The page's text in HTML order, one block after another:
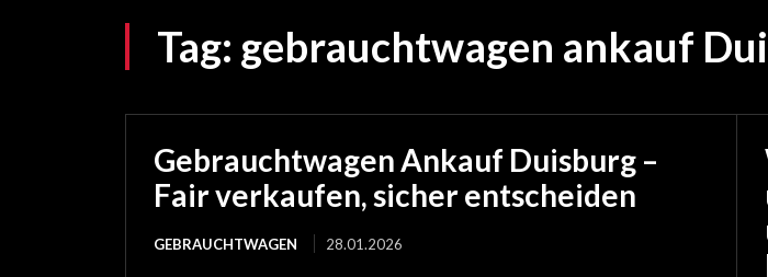
Tag: gebrauchtwagen ankauf
Gebrauchtwagen Ankauf Duisburg –
Fair verkaufen, sicher entscheiden
GEBRAUCHTWAGEN 28.01.2026